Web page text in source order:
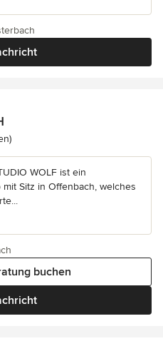
von 5 Sternen
WOLF ist ein
Sitz in Offenbach, welches
buchen